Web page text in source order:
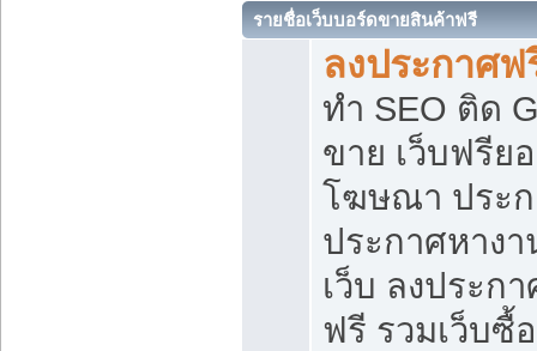
รายชื่อเว็บบอร์ดขายสินค้าฟรี
ลงประกาศฟ
ทำ SEO ติด
ขาย เว็บฟรีย
โฆษณา ประ
ประกาศหาง
เว็บ ลงประก
ฟรี รวมเว็บซื้